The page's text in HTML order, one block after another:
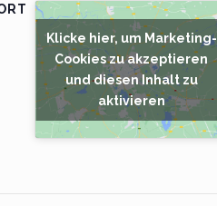
Klicke hier, um Marketing-
Cookies zu akzeptieren
und diesen Inhalt zu
aktivieren